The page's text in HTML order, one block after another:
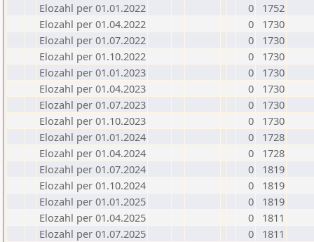
Elozahl per 01.01.2022
0
1752
Elozahl per 01.04.2022
0
1730
Elozahl per 01.07.2022
0
1730
Elozahl per 01.10.2022
0
1730
Elozahl per 01.01.2023
0
1730
Elozahl per 01.04.2023
0
1730
Elozahl per 01.07.2023
0
1730
Elozahl per 01.10.2023
0
1730
Elozahl per 01.01.2024
0
1728
Elozahl per 01.04.2024
0
1728
Elozahl per 01.07.2024
0
1819
Elozahl per 01.10.2024
0
1819
Elozahl per 01.01.2025
0
1819
Elozahl per 01.04.2025
0
1811
Elozahl per 01.07.2025
0
1811